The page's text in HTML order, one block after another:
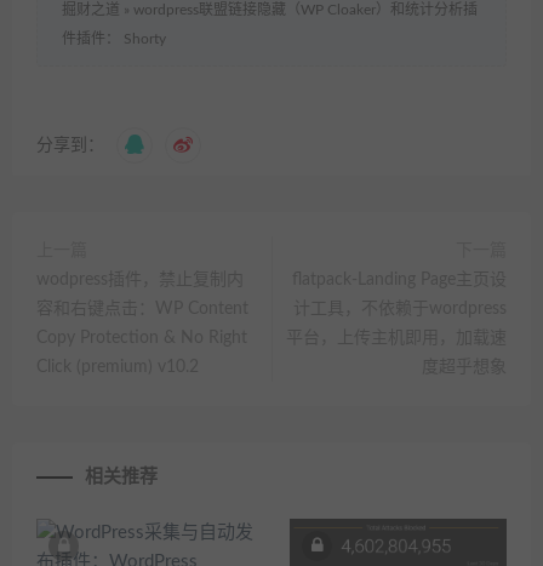
掘财之道 » wordpress联盟链接隐藏（WP Cloaker）和统计分析插
件插件： Shorty
分享到：
相关推荐